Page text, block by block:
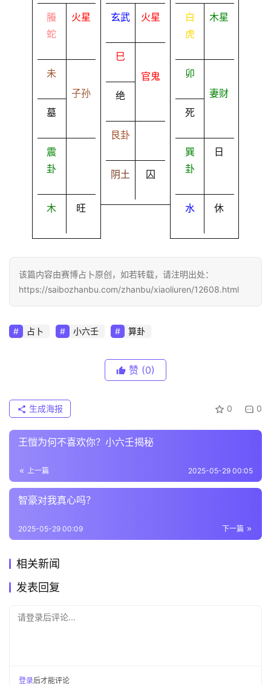
螣
蛇
火星
未
墓
子孙
震
卦
木 旺
玄武 火星
巳
绝
官鬼
艮卦
阴土 囚
白
虎
木星
卯
死
妻财
巽
卦
日
水 休
该篇内容由赛博占卜原创，如若转载，请注明出处：
https://saibozhanbu.com/zhanbu/xiaoliuren/12608.html
占卜 小六壬 算卦
赞 (0)
0 0
生成海报
王愷为何不喜欢你？小六壬揭秘
上一篇 2025-05-29 00:05
智豪对我真心吗？
下一篇
2025-05-29 00:09
相关新闻
发表回复
请登录后评论...
登录后才能评论